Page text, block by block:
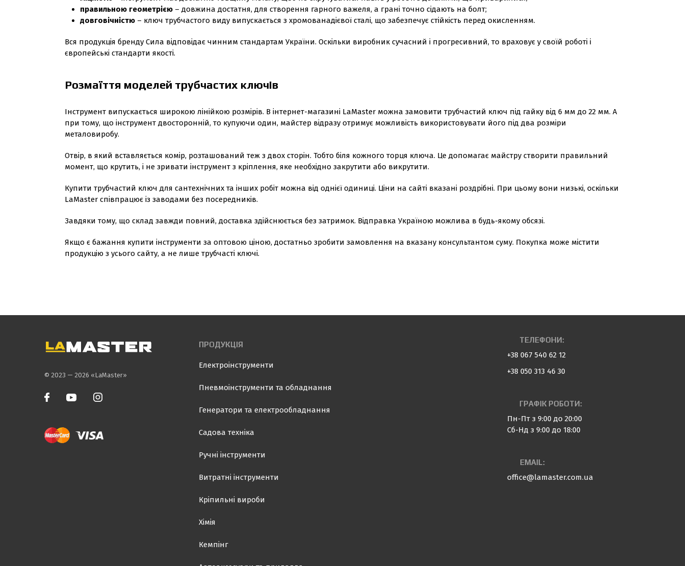
правильною геометрією – довжина достатня, для створення гарного важеля, а грані точно сідають на болт;
довговічністю – ключ трубчастого виду випускається з хромованадієвої сталі, що забезпечує стійкість перед окисленням.
Вся продукція бренду Сила відповідає чинним стандартам України. Оскільки виробник сучасний і прогресивний, то враховує у своїй роботі і
європейські стандарти якості.
Розмаїття моделей трубчастих ключів
Інструмент випускається широкою лінійкою розмірів. В інтернет-магазині LaMaster можна замовити трубчастий ключ під гайку від 6 мм до 22 мм. А
при тому, що інструмент двосторонній, то купуючи один, майстер відразу отримує можливість використовувати його під два розміри
металовиробу.
Отвір, в який вставляється комір, розташований теж з двох сторін. Тобто біля кожного торця ключа. Це допомагає майстру створити правильний
момент, що крутить, і не зривати інструмент з кріплення, яке необхідно закрутити або викрутити.
Купити трубчастий ключ для сантехнічних та інших робіт можна від однієї одиниці. Ціни на сайті вказані роздрібні. При цьому вони низькі, оскільки
LaMaster співпрацює із заводами без посередників.
Завдяки тому, що склад завжди повний, доставка здійснюється без затримок. Відправка Україною можлива в будь-якому обсязі.
Якщо є бажання купити інструменти за оптовою ціною, достатньо зробити замовлення на вказану консультантом суму. Покупка може містити
продукцію з усього сайту, а не лише трубчасті ключі.
© 2023 — 2026 «LaMaster»
ПРОДУКЦІЯ
Електроінструменти
Пневмоінструменти та обладнання
Генератори та електрообладнання
Садова техніка
Ручні інструменти
Витратні інструменти
Кріпильні вироби
Хімія
Кемпінг
ТЕЛЕФОНИ:
+38 067 540 62 12
+38 050 313 46 30
ГРАФІК РОБОТИ:
Пн-Пт з 9:00 до 20:00
Сб-Нд з 9:00 до 18:00
EMAIL:
office@lamaster.com.ua